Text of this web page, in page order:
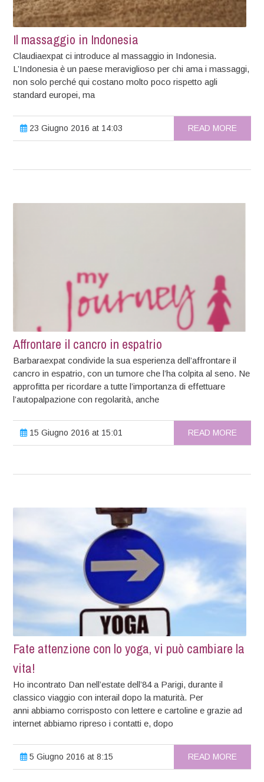
Il massaggio in Indonesia
Claudiaexpat ci introduce al massaggio in Indonesia.
L’Indonesia è un paese meraviglioso per chi ama i massaggi,
non solo perché qui costano molto poco rispetto agli
standard europei, ma
23 Giugno 2016 at 14:03 READ MORE
Affrontare il cancro in espatrio
Barbaraexpat condivide la sua esperienza dell’affrontare il
cancro in espatrio, con un tumore che l’ha colpita al seno. Ne
approfitta per ricordare a tutte l’importanza di effettuare
l’autopalpazione con regolarità, anche
15 Giugno 2016 at 15:01 READ MORE
Fate attenzione con lo yoga, vi può cambiare la
vita!
Ho incontrato Dan nell’estate dell’84 a Parigi, durante il
classico viaggio con interail dopo la maturità. Per
anni abbiamo corrisposto con lettere e cartoline e grazie ad
internet abbiamo ripreso i contatti e, dopo
5 Giugno 2016 at 8:15 READ MORE